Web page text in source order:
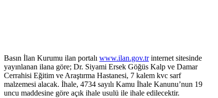
Basın İlan Kurumu ilan portalı www.ilan.gov.trinternet sitesinde
yayınlanan ilana göre; Dr. Siyami Ersek Göğüs Kalp ve Damar
Cerrahisi Eğitim ve Araştırma Hastanesi, 7 kalem kvc sarf
malzemesi alacak. İhale, 4734 sayılı Kamu İhale Kanunu’nun 19
uncu maddesine göre açık ihale usulü ile ihale edilecektir.